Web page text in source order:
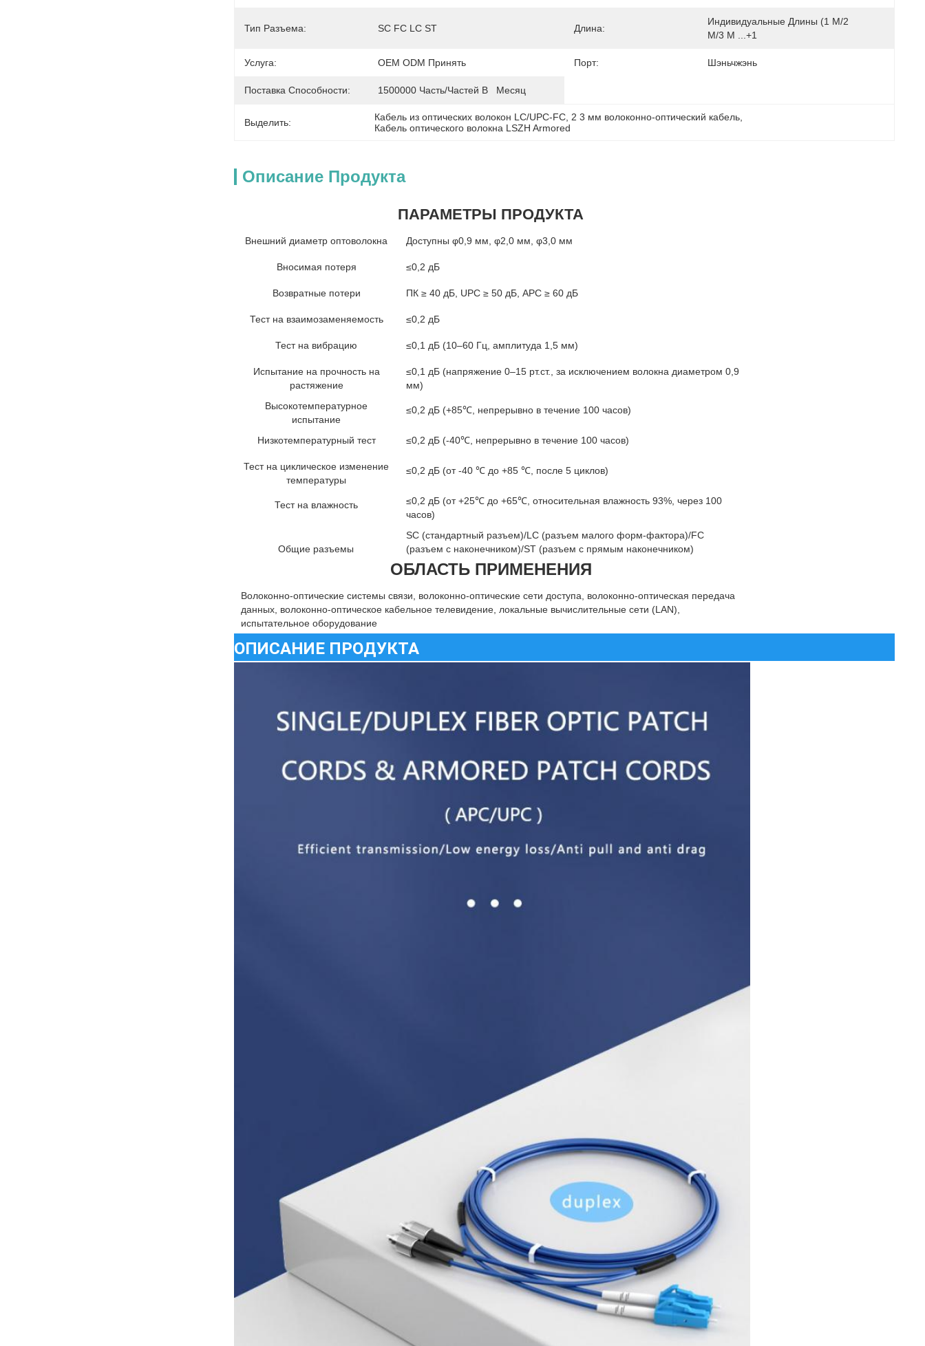
Тип Разъема: SC FC LC ST Длина:
Индивидуальные Длины (1 М/2
М/3 М ...+1
Услуга: OEM ODM Принять Порт: Шэньчжэнь
Поставка Способности: 1500000 Часть/частей В   Месяц
Выделить: Кабель из оптических волокон LC/UPC-FC, 2 3 мм волоконно-оптический кабель,
Кабель оптического волокна LSZH Armored
Описание Продукта
ПАРАМЕТРЫ ПРОДУКТА
Внешний диаметр оптоволокна Доступны φ0,9 мм, φ2,0 мм, φ3,0 мм
Вносимая потеря ≤0,2 дБ
Возвратные потери ПК ≥ 40 дБ, UPC ≥ 50 дБ, APC ≥ 60 дБ
Тест на взаимозаменяемость ≤0,2 дБ
Тест на вибрацию ≤0,1 дБ (10–60 Гц, амплитуда 1,5 мм)
Испытание на прочность на
растяжение
≤0,1 дБ (напряжение 0–15 рт.ст., за исключением волокна диаметром 0,9
мм)
Высокотемпературное
испытание
≤0,2 дБ (+85℃, непрерывно в течение 100 часов)
Низкотемпературный тест ≤0,2 дБ (-40℃, непрерывно в течение 100 часов)
Тест на циклическое изменение
температуры
≤0,2 дБ (от -40 ℃ до +85 ℃, после 5 циклов)
Тест на влажность
≤0,2 дБ (от +25℃ до +65℃, относительная влажность 93%, через 100
часов)
Общие разъемы
SC (стандартный разъем)/LC (разъем малого форм-фактора)/FC
(разъем с наконечником)/ST (разъем с прямым наконечником)
ОБЛАСТЬ ПРИМЕНЕНИЯ
Волоконно-оптические системы связи, волоконно-оптические сети доступа, волоконно-оптическая передача
данных, волоконно-оптическое кабельное телевидение, локальные вычислительные сети (LAN),
испытательное оборудование
ОПИСАНИЕ ПРОДУКТА